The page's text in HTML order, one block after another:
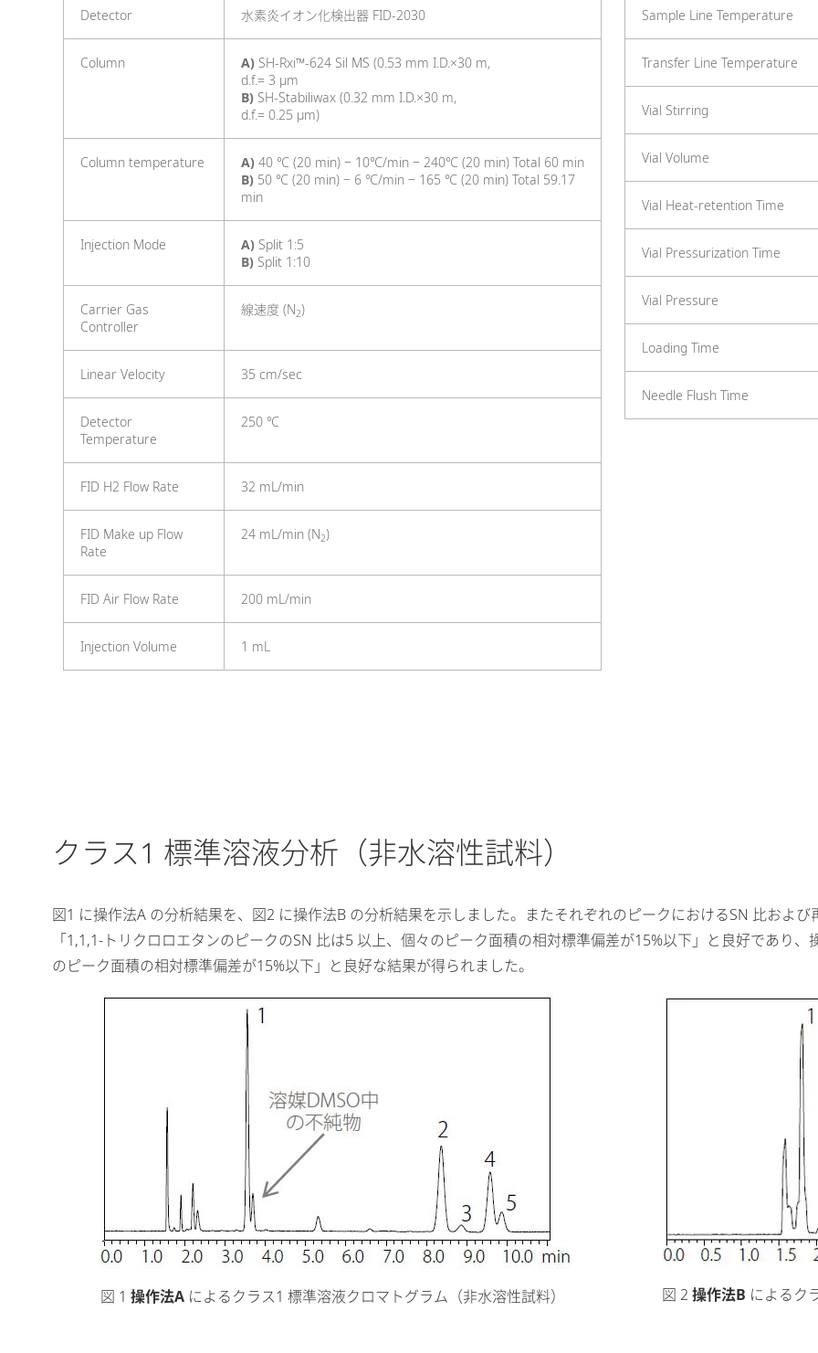
Detector 水素炎イオン化検出器 FID-2030
Column A) SH-Rxi™-624 Sil MS (0.53 mm I.D.×30 m,
d.f.= 3 μm
B) SH-Stabiliwax (0.32 mm I.D.×30 m,
d.f.= 0.25 μm)
Column temperature A) 40 ℃ (20 min) ‒ 10℃/min ‒ 240℃ (20 min) Total 60 min
B) 50 ℃ (20 min) ‒ 6 ℃/min ‒ 165 ℃ (20 min) Total 59.17
min
Injection Mode A) Split 1:5
B) Split 1:10
Carrier Gas
Controller
線速度 (N2)
Linear Velocity 35 cm/sec
Detector
Temperature
250 ℃
FID H2 Flow Rate 32 mL/min
FID Make up Flow
Rate
24 mL/min (N2)
FID Air Flow Rate 200 mL/min
Injection Volume 1 mL
Sample Line Temperature
Transfer Line Temperature
Vial Stirring
Vial Volume
Vial Heat-retention Time
Vial Pressurization Time
Vial Pressure
Loading Time
Needle Flush Time
クラス1 標準溶液分析（非水溶性試料）
図1 に操作法A の分析結果を、図2 に操作法B の分析結果を示しました。またそれぞれのピークにおけるSN 比およ
「1,1,1-トリクロロエタンのピークのSN 比は5 以上、個々のピーク面積の相対標準偏差が15%以下」と良好であり
のピーク面積の相対標準偏差が15%以下」と良好な結果が得られました。
図 1 操作法Aによるクラス1 標準溶液クロマトグラム（非水溶性試料） 図 2 操作法B によるク